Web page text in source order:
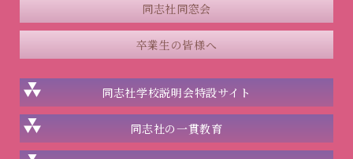
同志社同窓会
卒業生の皆様へ
同志社学校説明会特設サイト
同志社の一貫教育